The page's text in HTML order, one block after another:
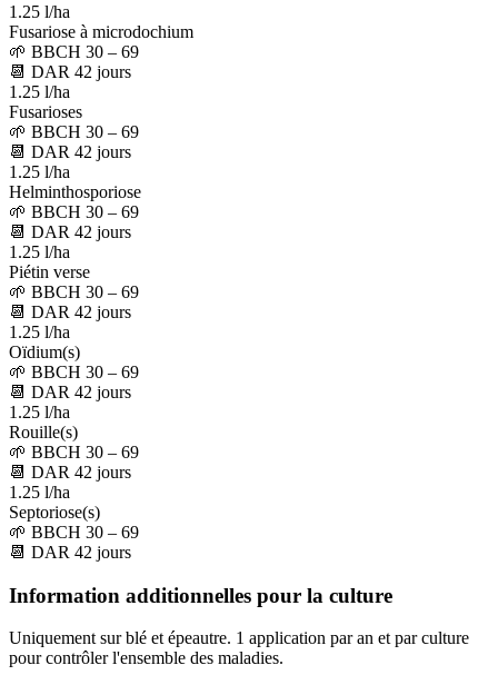
1.25 l/ha
Fusariose à microdochium
🌱 BBCH 30 – 69
📆 DAR 42 jours
1.25 l/ha
Fusarioses
🌱 BBCH 30 – 69
📆 DAR 42 jours
1.25 l/ha
Helminthosporiose
🌱 BBCH 30 – 69
📆 DAR 42 jours
1.25 l/ha
Piétin verse
🌱 BBCH 30 – 69
📆 DAR 42 jours
1.25 l/ha
Oïdium(s)
🌱 BBCH 30 – 69
📆 DAR 42 jours
1.25 l/ha
Rouille(s)
🌱 BBCH 30 – 69
📆 DAR 42 jours
1.25 l/ha
Septoriose(s)
🌱 BBCH 30 – 69
📆 DAR 42 jours
Information additionnelles pour la culture
Uniquement sur blé et épeautre. 1 application par an et par culture
pour contrôler l'ensemble des maladies.